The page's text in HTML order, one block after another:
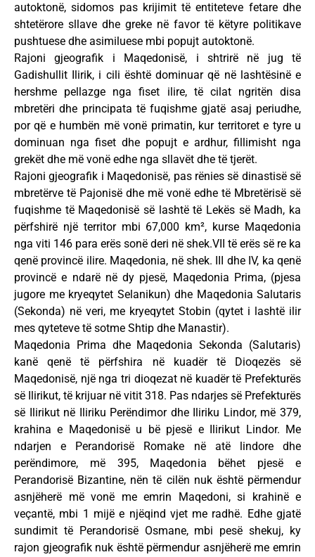
autoktonë, sidomos pas krijimit të entiteteve fetare dhe
shtetërore sllave dhe greke në favor të këtyre politikave
pushtuese dhe asimiluese mbi popujt autoktonë.
Rajoni gjeografik i Maqedonisë, i shtrirë në jug të
Gadishullit Ilirik, i cili është dominuar që në lashtësinë e
hershme pellazge nga fiset ilire, të cilat ngritën disa
mbretëri dhe principata të fuqishme gjatë asaj periudhe,
por që e humbën më vonë primatin, kur territoret e tyre u
dominuan nga fiset dhe popujt e ardhur, fillimisht nga
grekët dhe më vonë edhe nga sllavët dhe të tjerët.
Rajoni gjeografik i Maqedonisë, pas rënies së dinastisë së
mbretërve të Pajonisë dhe më vonë edhe të Mbretërisë së
fuqishme të Maqedonisë së lashtë të Lekës së Madh, ka
përfshirë një territor mbi 67,000 km², kurse Maqedonia
nga viti 146 para erës sonë deri në shek.VII të erës së re ka
qenë provincë ilire. Maqedonia, në shek. III dhe IV, ka qenë
provincë e ndarë në dy pjesë, Maqedonia Prima, (pjesa
jugore me kryeqytet Selanikun) dhe Maqedonia Salutaris
(Sekonda) në veri, me kryeqytet Stobin (qytet i lashtë ilir
mes qyteteve të sotme Shtip dhe Manastir).
Maqedonia Prima dhe Maqedonia Sekonda (Salutaris)
kanë qenë të përfshira në kuadër të Dioqezës së
Maqedonisë, një nga tri dioqezat në kuadër të Prefekturës
së Ilirikut, të krijuar në vitit 318. Pas ndarjes së Prefekturës
së Ilirikut në Iliriku Perëndimor dhe Iliriku Lindor, më 379,
krahina e Maqedonisë u bë pjesë e Ilirikut Lindor. Me
ndarjen e Perandorisë Romake në atë lindore dhe
perëndimore, më 395, Maqedonia bëhet pjesë e
Perandorisë Bizantine, nën të cilën nuk është përmendur
asnjëherë më vonë me emrin Maqedoni, si krahinë e
veçantë, mbi 1 mijë e njëqind vjet me radhë. Edhe gjatë
sundimit të Perandorisë Osmane, mbi pesë shekuj, ky
rajon gjeografik nuk është përmendur asnjëherë me emrin